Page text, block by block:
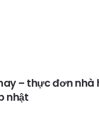
– thực đơn nhà
nhật